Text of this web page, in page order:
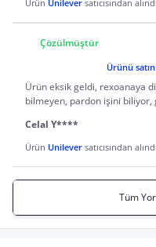
Ürün Unilever satıcısından alındı
Çözülmüştür
Ürünü satın
Ürün eksik geldi, rexoanaya
bilmeyen, pardon işini
Celal Y****
Ürün Unilever satıcısından alındı
Tüm